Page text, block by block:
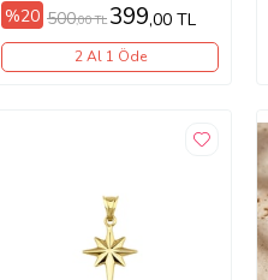
%20 500,00 TL 399,00 TL
2 Al 1 Öde